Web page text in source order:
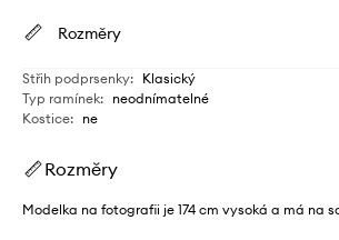
Rozměry
Střih podprsenky: Klasický
Typ ramínek: neodnímatelné
Kostice: ne
Rozměry
Modelka na fotografii je 174 cm vysoká a má na